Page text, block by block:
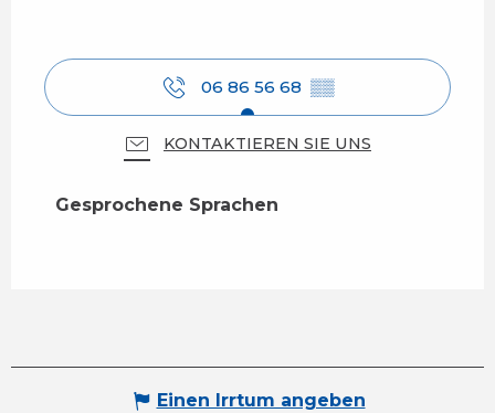
06 86 56 68 ▒▒
KONTAKTIEREN SIE UNS
Gesprochene Sprachen
Gesprochene Sprachen
Einen Irrtum angeben